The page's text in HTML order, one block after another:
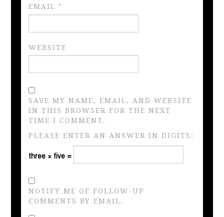
EMAIL*
WEBSITE
SAVE MY NAME, EMAIL, AND WEBSITE
IN THIS BROWSER FOR THE NEXT
TIME I COMMENT.
PLEASE ENTER AN ANSWER IN DIGITS:
three × five =
NOTIFY ME OF FOLLOW-UP
COMMENTS BY EMAIL.